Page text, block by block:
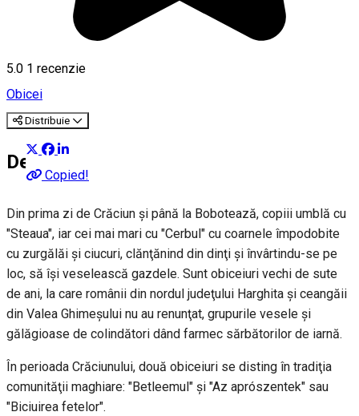
5.0 1 recenzie
Obicei
Distribuie
Copied!
Despre
Din prima zi de Crăciun şi până la Bobotează, copiii umblă cu
"Steaua", iar cei mai mari cu "Cerbul" cu coarnele împodobite
cu zurgălăi şi ciucuri, clănţănind din dinţi şi învârtindu-se pe
loc, să îşi veselească gazdele. Sunt obiceiuri vechi de sute
de ani, la care românii din nordul judeţului Harghita şi ceangăii
din Valea Ghimeşului nu au renunţat, grupurile vesele şi
gălăgioase de colindători dând farmec sărbătorilor de iarnă.
În perioada Crăciunului, două obiceiuri se disting în tradiţia
comunităţii maghiare: "Betleemul" şi "Az aprószentek" sau
"Biciuirea fetelor".